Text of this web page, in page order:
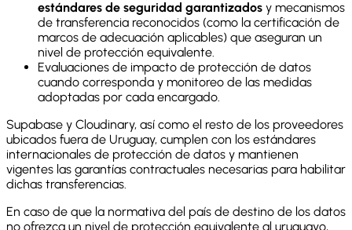
estándares de seguridad garantizados y mecanismos
de transferencia reconocidos (como la certificación de
marcos de adecuación aplicables) que aseguran un
nivel de protección equivalente.
Evaluaciones de impacto de protección de datos
cuando corresponda y monitoreo de las medidas
adoptadas por cada encargado.
Supabase y Cloudinary, así como el resto de los proveedores
ubicados fuera de Uruguay, cumplen con los estándares
internacionales de protección de datos y mantienen
vigentes las garantías contractuales necesarias para habilitar
dichas transferencias.
En caso de que la normativa del país de destino de los datos
no ofrezca un nivel de protección equivalente al uruguayo,